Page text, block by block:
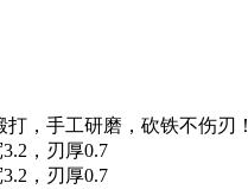
，手工研磨，砍铁不伤刃！
，刃厚0.7
，刃厚0.7